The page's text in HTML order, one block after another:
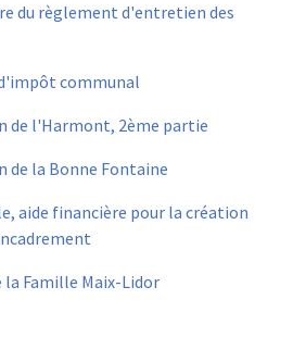
du règlement d'entretien des
communal
de l'Harmont, 2ème partie
de la Bonne Fontaine
aide financière pour la création
Famille Maix-Lidor